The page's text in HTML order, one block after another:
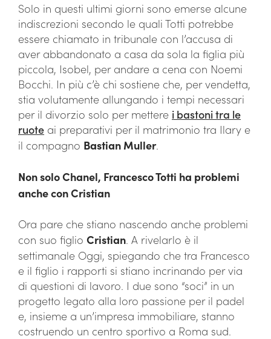
Solo in questi ultimi giorni sono emerse alcune
indiscrezioni secondo le quali Totti potrebbe
essere chiamato in tribunale con l’accusa di
aver abbandonato a casa da sola la figlia più
piccola, Isobel, per andare a cena con Noemi
Bocchi. In più c’è chi sostiene che, per vendetta,
stia volutamente allungando i tempi necessari
per il divorzio solo per mettere i bastoni tra le
ruote ai preparativi per il matrimonio tra Ilary e
il compagno Bastian Muller.
Non solo Chanel, Francesco Totti ha problemi
anche con Cristian
Ora pare che stiano nascendo anche problemi
con suo figlio Cristian. A rivelarlo è il
settimanale Oggi, spiegando che tra Francesco
e il figlio i rapporti si stiano incrinando per via
di questioni di lavoro. I due sono “soci” in un
progetto legato alla loro passione per il padel
e, insieme a un’impresa immobiliare, stanno
costruendo un centro sportivo a Roma sud.